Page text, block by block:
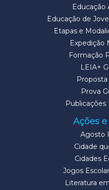
Educação
Educação de
Etapas e
Expedição
Formação
LEIA+
Prova
Publicações
Ações
Agosto
Cidade
Cidades
Jogos
Literatura